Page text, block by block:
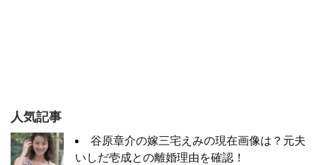
人気記事
谷原章介の嫁三宅えみの現在画像は？元夫
いしだ壱成との離婚理由を確認！